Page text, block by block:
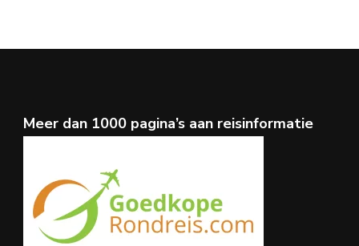
Meer dan 1000 pagina’s aan reisinformatie